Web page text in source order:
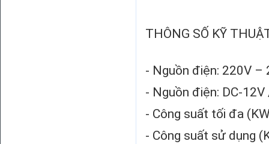
THÔNG SỐ KỸ
- Nguồn điện: 220V
- Nguồn điện: DC-
- Công suất tối đa
- Công suất sử dụng